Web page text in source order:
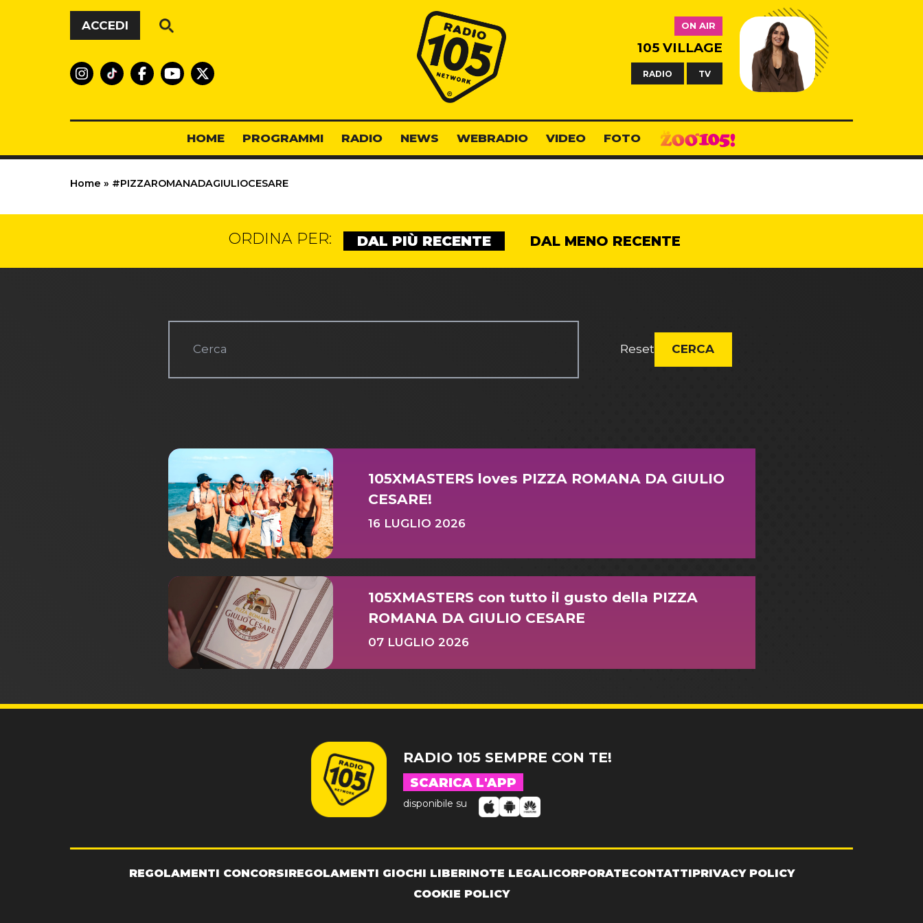
Vai al contenuto
ACCEDI
Radio 105
ON AIR
105 VILLAGE
RADIO TV
HOME PROGRAMMI RADIO NEWS WEBRADIO VIDEO FOTO
Home » #PIZZAROMANADAGIULIOCESARE
ORDINA PER: DAL PIÙ RECENTE DAL MENO RECENTE
Reset CERCA
105XMASTERS loves PIZZA ROMANA DA GIULIO
CESARE!
16 LUGLIO 2026
105XMASTERS con tutto il gusto della PIZZA
ROMANA DA GIULIO CESARE
07 LUGLIO 2026
RADIO 105 SEMPRE CON TE!
SCARICA L'APP
disponibile su
REGOLAMENTI CONCORSIREGOLAMENTI GIOCHI LIBERINOTE LEGALICORPORATECONTATTIPRIVACY POLICY
COOKIE POLICY